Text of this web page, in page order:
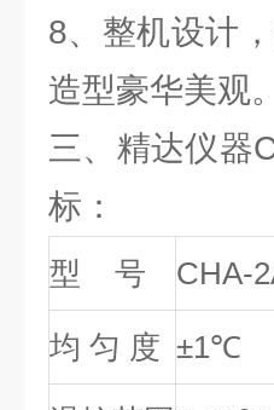
8、整机设计
造型豪华美观。
三、精达仪器
标：
型 号 CHA-
均 匀 度 ±1℃